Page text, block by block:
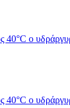
ο
ο